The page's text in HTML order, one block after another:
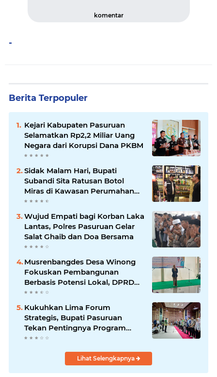
komentar
-
Berita Terpopuler
Kejari Kabupaten Pasuruan
Selamatkan Rp2,2 Miliar Uang
Negara dari Korupsi Dana PKBM
Sidak Malam Hari, Bupati
Subandi Sita Ratusan Botol
Miras di Kawasan Perumahan
Sidoarjo
Wujud Empati bagi Korban Laka
Lantas, Polres Pasuruan Gelar
Salat Ghaib dan Doa Bersama
Musrenbangdes Desa Winong
Fokuskan Pembangunan
Berbasis Potensi Lokal, DPRD
Optimistis Meski Dihantam
Efisiensi Anggaran
Kukuhkan Lima Forum
Strategis, Bupati Pasuruan
Tekan Pentingnya Program
Nyata untuk Rakyat
Lihat Selengkapnya